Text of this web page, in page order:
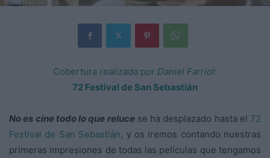
Cobertura realizada por Daniel Farriol:
72 Festival de San Sebastián
No es cine todo lo que reluce se ha desplazado hasta el 72
Festival de San Sebastián, y os iremos contando nuestras
primeras impresiones de todas las películas que tengamos